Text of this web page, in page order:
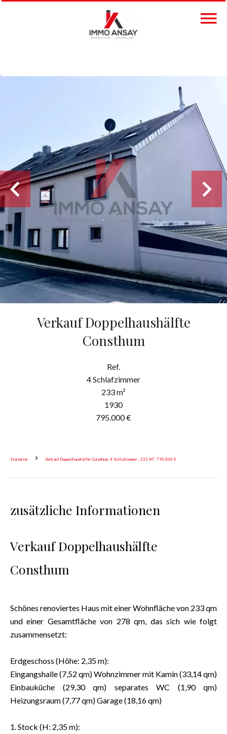
Verkauf Doppelhaushälfte
Consthum
Ref.
4 Schlafzimmer
233 m²
1930
795.000 €
Startseite Verkauf Doppelhaushälfte Consthum, 4 Schlafzimmer , 233 M², 795.000 €
zusätzliche Informationen
Verkauf Doppelhaushälfte
Consthum
Schönes renoviertes Haus mit einer Wohnfläche von 233 qm
und einer Gesamtfläche von 278 qm, das sich wie folgt
zusammensetzt:
Erdgeschoss (Höhe: 2,35 m):
Eingangshalle (7,52 qm) Wohnzimmer mit Kamin (33,14 qm)
Einbauküche (29,30 qm) separates WC (1,90 qm)
Heizungsraum (7,77 qm) Garage (18,16 qm)
1. Stock (H: 2,35 m):